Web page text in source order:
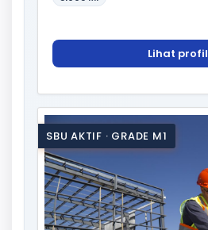
Lihat profil
SBU AKTIF · GRADE M1